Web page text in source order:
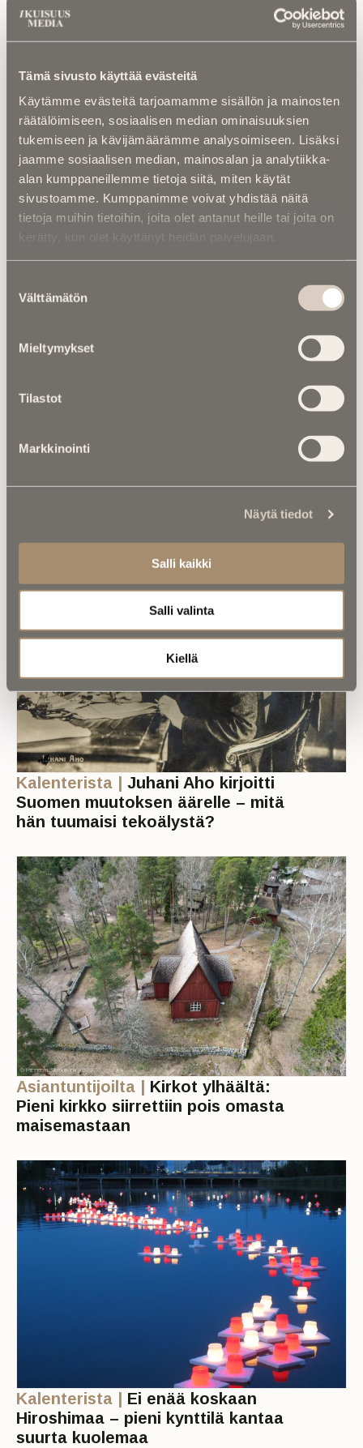
Tämä sivusto käyttää evästeitä
Käytämme evästeitä tarjoamamme sisällön ja mainosten
räätälöimiseen, sosiaalisen median ominaisuuksien
tukemiseen ja kävijämäärämme analysoimiseen. Lisäksi
jaamme sosiaalisen median, mainosalan ja analytiikka-
alan kumppaneillemme tietoja siitä, miten käytät
sivustoamme. Kumppanimme voivat yhdistää näitä
tietoja muihin tietoihin, joita olet antanut heille tai joita on
kerätty, kun olet käyttänyt heidän palvelujaan.
valinta
Välttämätön
Mieltymykset
Tilastot
Markkinointi
Näytä tiedot
Salli kaikki
Salli valinta
Kiellä
Luetuimmat
Kuolinuutiset | “Yksi taivas kaiken yllä” –
Retkeilytubettaja Ali Leiniö kuoli
hiihtovaelluksella Lapissa
Kuolema koskettaa | RebelWerksin Aatu
Turpeinen rakentaa romuista muistoja –
“Mulla on ihan kiire elää”
hautapaikka ”omistetaan”, ja miten
kuluessa?
kalmasiivouksen? – Moni maksaa turhaan
Kalenterista | Juhani Aho kirjoitti
Suomen muutoksen äärelle – mitä
hän tuumaisi tekoälystä?
Asiantuntijoilta | Kirkot ylhäältä:
Pieni kirkko siirrettiin pois omasta
maisemastaan
Kalenterista | Ei enää koskaan
Hiroshimaa – pieni kynttilä kantaa
suurta kuolemaa